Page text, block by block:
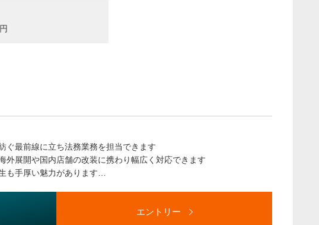
応
ぐ最前線に立ち法務業務を担当できます
外展開や国内店舗の改装に携わり幅広く対応できます
も手厚い魅力があります
エントリー